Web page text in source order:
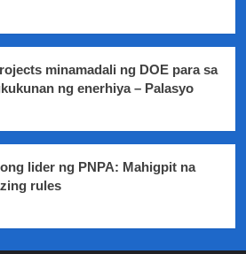
minamadali ng DOE para sa
ng enerhiya – Palasyo
lider ng PNPA: Mahigpit na
rules